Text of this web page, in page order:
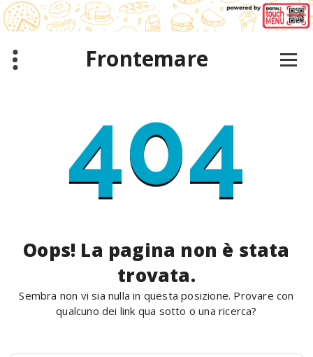
Salta
al
contenuto
Frontemare
404
Oops! La pagina non è stata
trovata.
Sembra non vi sia nulla in questa posizione. Provare con
qualcuno dei link qua sotto o una ricerca?